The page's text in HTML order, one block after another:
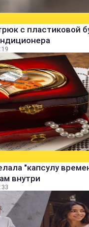
с пластиковой
"капсулу
внутри